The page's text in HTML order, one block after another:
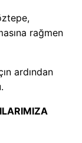
rağmen
ardından